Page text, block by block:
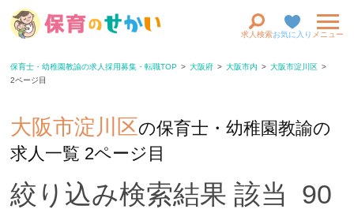
求人検索お気に入り メニュー
保育士・幼稚園教諭の求人採用募集・転職TOP 大阪府 大阪市内
大阪市淀川区
2ページ目
大阪市淀川区の保育士・幼稚園教諭の
求人一覧 2ページ目
絞り込み検索結果 該当 90